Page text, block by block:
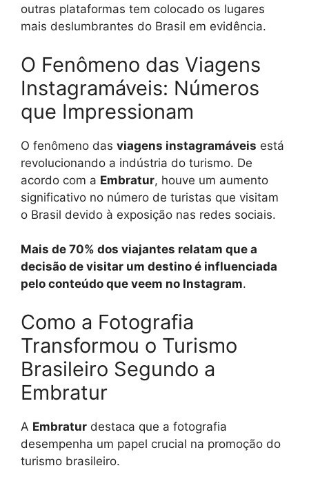
outras plataformas tem colocado os lugares
mais deslumbrantes do Brasil em evidência.
O Fenômeno das Viagens
Instagramáveis: Números
que Impressionam
O fenômeno das viagens instagramáveis está
revolucionando a indústria do turismo. De
acordo com a Embratur, houve um aumento
significativo no número de turistas que visitam
o Brasil devido à exposição nas redes sociais.
Mais de 70% dos viajantes relatam que a
decisão de visitar um destino é influenciada
pelo conteúdo que veem no Instagram.
Como a Fotografia
Transformou o Turismo
Brasileiro Segundo a
Embratur
A Embratur destaca que a fotografia
desempenha um papel crucial na promoção do
turismo brasileiro.